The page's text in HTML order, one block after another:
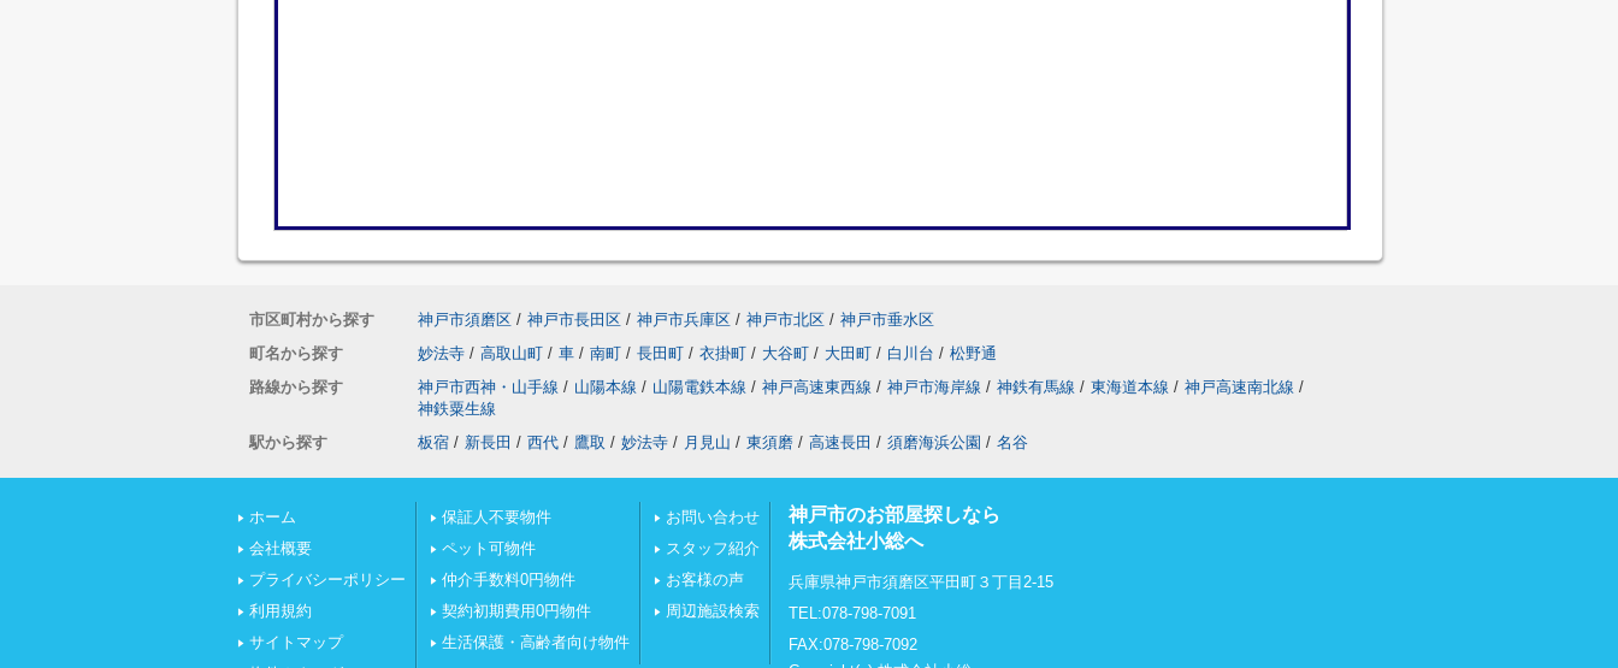
市区町村から探す 神戸市須磨区 / 神戸市長田区 / 神戸市兵庫区 / 神戸市北区 / 神戸市垂水区
町名から探す
妙法寺 / 高取山町 / 車 / 南町 / 長田町 / 衣掛町 / 大谷町 / 大田町 / 白川台 / 松野通
路線から探す
神戸市西神・山手線 / 山陽本線 / 山陽電鉄本線 / 神戸高速東西線 / 神戸市海岸線 / 神鉄有馬線 / 東海道本線 / 神戸高速南北線 /
神鉄粟生線
駅から探す
板宿 / 新長田 / 西代 / 鷹取 / 妙法寺 / 月見山 / 東須磨 / 高速長田 / 須磨海浜公園 / 名谷
ホーム
会社概要
プライバシーポリシー
利用規約
サイトマップ
保証人不要物件
ペット可物件
仲介手数料0円物件
契約初期費用0円物件
生活保護・高齢者向け物件
お問い合わせ
スタッフ紹介
お客様の声
周辺施設検索
神戸市のお部屋探しなら
株式会社小総へ
兵庫県神戸市須磨区平田町３丁目2-15
TEL:078-798-7091
FAX:078-798-7092